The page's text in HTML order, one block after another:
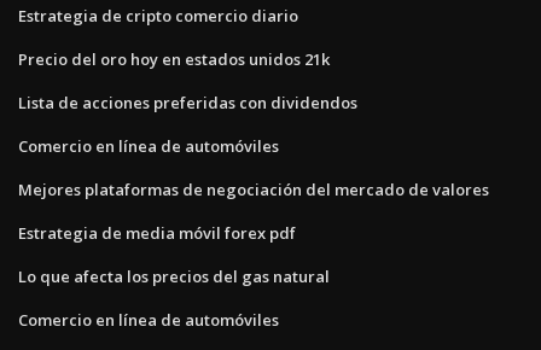
Estrategia de cripto comercio diario
Precio del oro hoy en estados unidos 21k
Lista de acciones preferidas con dividendos
Comercio en línea de automóviles
Mejores plataformas de negociación del mercado de valores
Estrategia de media móvil forex pdf
Lo que afecta los precios del gas natural
Comercio en línea de automóviles